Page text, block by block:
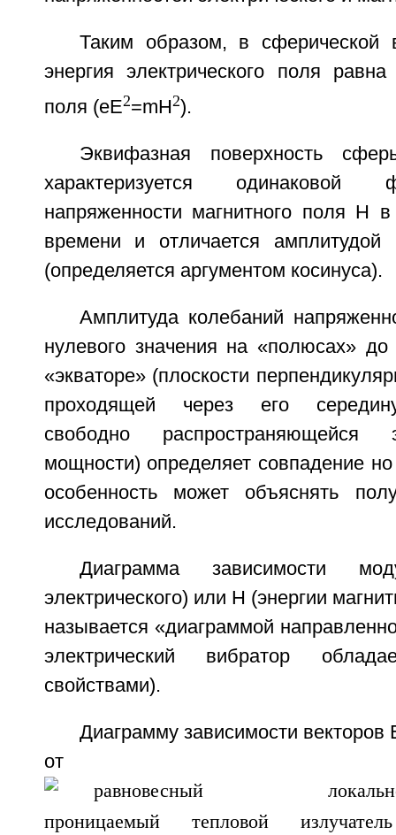
Таким образом, в сферической
энергия электрического поля равна
поля (eE2=mH2).
Эквифазная поверхность
характеризуется одинаковой
напряженности магнитного поля H
времени и отличается
(определяется аргументом косинуса).
Амплитуда колебаний
нулевого значения на «полюсах»
«экваторе» (плоскости
проходящей через его
свободно распространяющейся
мощности) определяет совпадение
особенность может объяснять
исследований.
Диаграмма зависимости
электрического) или Н (энергии
называется «диаграммой
электрический вибратор
свойствами).
Диаграмму зависимости
от